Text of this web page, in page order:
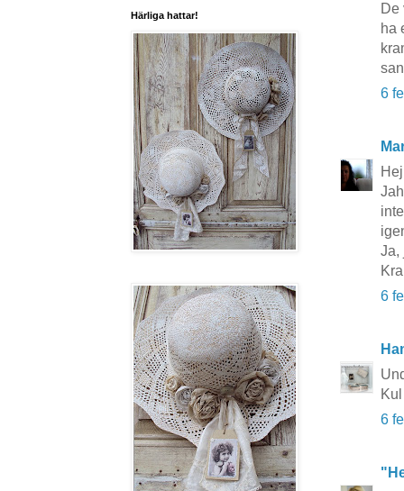
De
ha
6
Ja,
6
6
Härliga hattar!